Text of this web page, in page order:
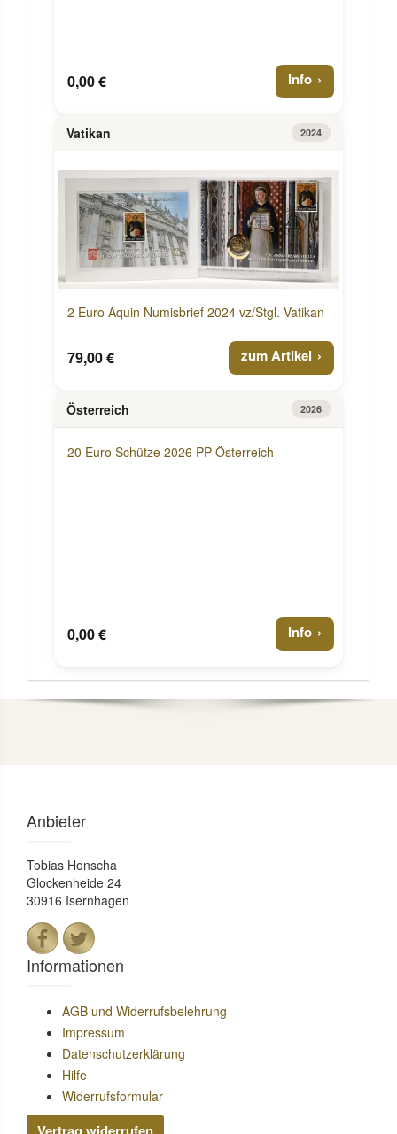
0,00 € Info
Vatikan 2024
2 Euro Aquin Numisbrief 2024 vz/Stgl. Vatikan
79,00 € zum Artikel
Österreich 2026
20 Euro Schütze 2026 PP Österreich
0,00 € Info
Anbieter
Tobias Honscha
Glockenheide 24
30916 Isernhagen
Informationen
AGB und Widerrufsbelehrung
Impressum
Datenschutzerklärung
Hilfe
Widerrufsformular